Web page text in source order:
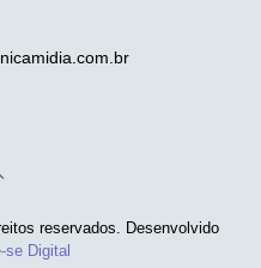
reservados. Desenvolvido
se Digital